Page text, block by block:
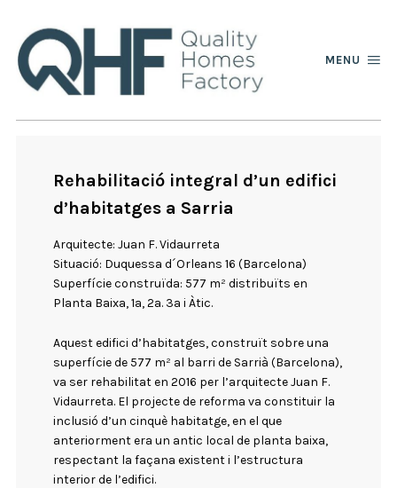
MENU
Rehabilitació integral d’un edifici
d’habitatges a Sarria
Arquitecte: Juan F. Vidaurreta
Situació: Duquessa d´Orleans 16 (Barcelona)
Superfície construïda: 577 m² distribuïts en
Planta Baixa, 1a, 2a. 3a i Àtic.
Aquest edifici d’habitatges, construït sobre una
superfície de 577 m² al barri de Sarrià (Barcelona),
va ser rehabilitat en 2016 per l’arquitecte Juan F.
Vidaurreta. El projecte de reforma va constituir la
inclusió d’un cinquè habitatge, en el que
anteriorment era un antic local de planta baixa,
respectant la façana existent i l’estructura
interior de l’edifici.